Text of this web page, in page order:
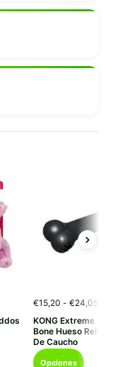
€15,20 - €24,05
KONG Extreme Goodie
Bone Hueso Rellenable
De Caucho
Opciones
Este